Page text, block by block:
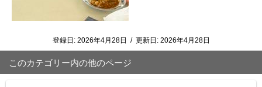
登録日: 2026年4月28日 / 更新日: 2026年4月28日
このカテゴリー内の他のページ